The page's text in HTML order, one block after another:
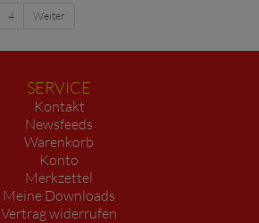
4 Weiter
SERVICE
Kontakt
Newsfeeds
Warenkorb
Konto
Merkzettel
Meine Downloads
Vertrag widerrufen